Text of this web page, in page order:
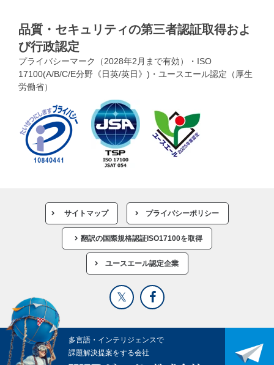
品質・セキュリティの第三者認証取得およ
び行政認定
プライバシーマーク（2028年2月まで有効）・ISO
17100(A/B/C/E分野《日英/英日》)・ユースエール認定（厚生
労働省）
サイトマップ プライバシーポリシー
翻訳の国際規格認証ISO17100を取得
ユースエール認定企業
多言語・インテリジェンスで
課題解決提案をする会社